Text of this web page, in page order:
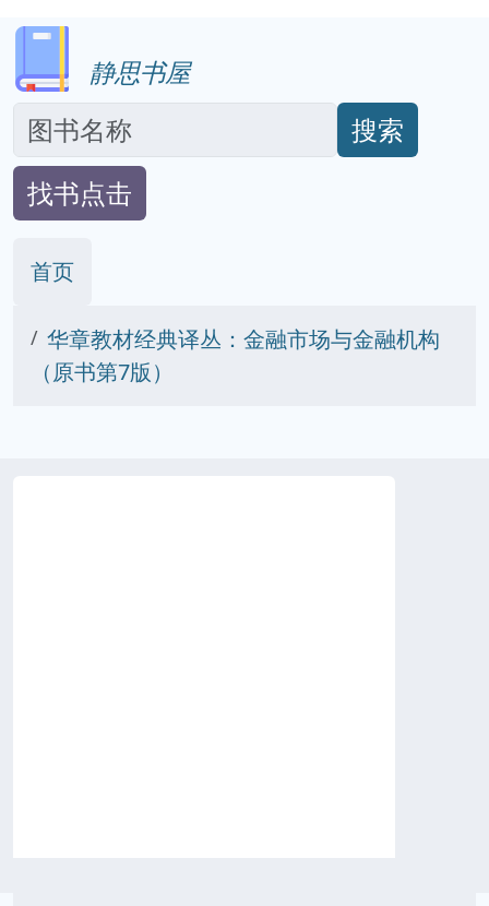
静思书屋
搜索
找书点击
首页
华章教材经典译丛：金融市场与金融机构
（原书第7版）